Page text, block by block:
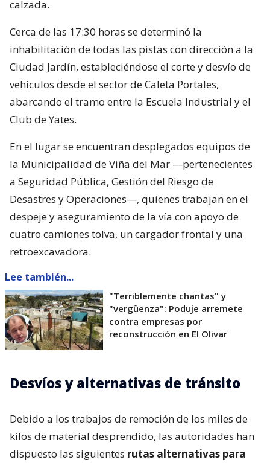
calzada.
Cerca de las 17:30 horas se determinó la
inhabilitación de todas las pistas con dirección a la
Ciudad Jardín, estableciéndose el corte y desvío de
vehículos desde el sector de Caleta Portales,
abarcando el tramo entre la Escuela Industrial y el
Club de Yates.
En el lugar se encuentran desplegados equipos de
la Municipalidad de Viña del Mar —pertenecientes
a Seguridad Pública, Gestión del Riesgo de
Desastres y Operaciones—, quienes trabajan en el
despeje y aseguramiento de la vía con apoyo de
cuatro camiones tolva, un cargador frontal y una
retroexcavadora.
Lee también...
"Terriblemente chantas" y
"vergüenza": Poduje arremete
contra empresas por
reconstrucción en El Olivar
Desvíos y alternativas de tránsito
Debido a los trabajos de remoción de los miles de
kilos de material desprendido, las autoridades han
dispuesto las siguientes rutas alternativas para